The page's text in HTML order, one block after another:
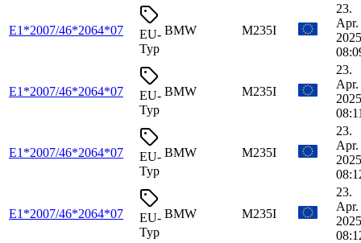
E1*2007/46*2064*07
EU-
Typ
BMW M235I
23.
Apr.
E1*2007/46*2064*07
EU-
Typ
BMW M235I
23.
Apr.
E1*2007/46*2064*07
EU-
Typ
BMW M235I
23.
Apr.
E1*2007/46*2064*07
EU-
Typ
BMW M235I
23.
Apr.